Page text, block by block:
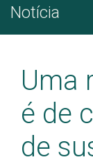
NotíciaInício
Uma
é de
de